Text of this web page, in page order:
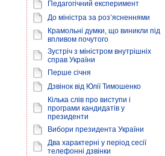
Педагогічний експеримент
До міністра за роз’ясненнями
Крамольні думки, що виникли під
впливом почутого
Зустріч з міністром внутрішніх
справ України
Перше січня
Дзвінок від Юлії Тимошенко
Кілька слів про виступи і
програми кандидатів у
президенти
Вибори президента України
Два характерні у період сесії
телефонні дзвінки